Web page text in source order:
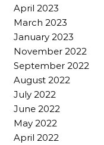
April 2023
March 2023
January 2023
November 2022
September 2022
August 2022
July 2022
June 2022
May 2022
April 2022